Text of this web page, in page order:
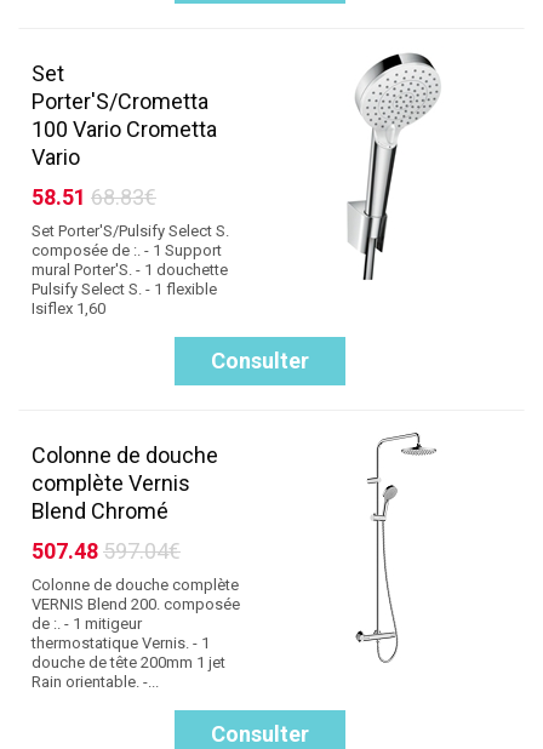
Set
Porter'S/Crometta
100 Vario Crometta
Vario
58.51 68.83€
Set Porter'S/Pulsify Select S.
composée de :. - 1 Support
mural Porter'S. - 1 douchette
Pulsify Select S. - 1 flexible
Isiflex 1,60
Consulter
Colonne de douche
complète Vernis
Blend Chromé
507.48597.04€
Colonne de douche complète
VERNIS Blend 200. composée
de :. - 1 mitigeur
thermostatique Vernis. - 1
douche de tête 200mm 1 jet
Rain orientable. -...
Consulter